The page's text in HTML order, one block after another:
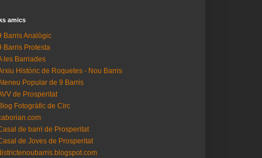
amics
Barris Analògic
Barris Protesta
les Barriades
Històric de Roquetes - Nou Barris
Popular de 9 Barris
de Prosperitat
Fotogràfic de Circ
de barri de Prosperitat
de Joves de Prosperitat